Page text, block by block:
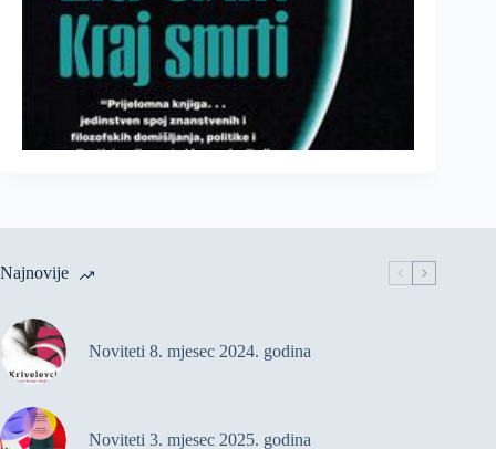
Najnovije
Noviteti 8. mjesec 2024. godina
Noviteti 3. mjesec 2025. godina